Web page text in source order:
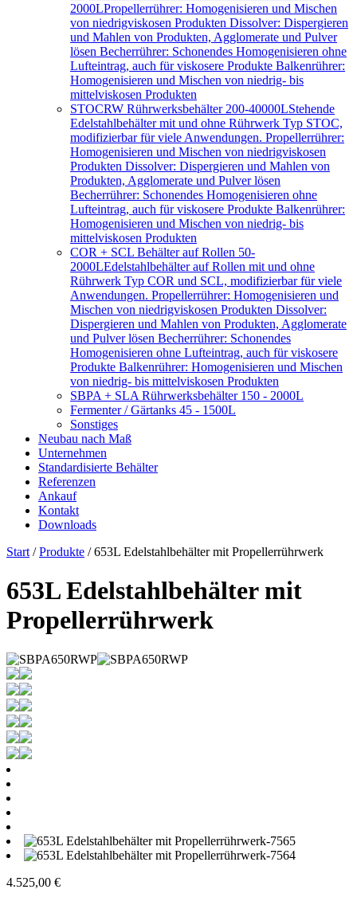
2000LPropellerrührer: Homogenisieren und Mischen
von niedrigviskosen Produkten Dissolver: Dispergieren
und Mahlen von Produkten, Agglomerate und Pulver
lösen Becherrührer: Schonendes Homogenisieren ohne
Lufteintrag, auch für viskosere Produkte Balkenrührer:
Homogenisieren und Mischen von niedrig- bis
mittelviskosen Produkten
STOCRW Rührwerksbehälter 200-40000LStehende
Edelstahlbehälter mit und ohne Rührwerk Typ STOC,
modifizierbar für viele Anwendungen. Propellerrührer:
Homogenisieren und Mischen von niedrigviskosen
Produkten Dissolver: Dispergieren und Mahlen von
Produkten, Agglomerate und Pulver lösen
Becherrührer: Schonendes Homogenisieren ohne
Lufteintrag, auch für viskosere Produkte Balkenrührer:
Homogenisieren und Mischen von niedrig- bis
mittelviskosen Produkten
COR + SCL Behälter auf Rollen 50-
2000LEdelstahlbehälter auf Rollen mit und ohne
Rührwerk Typ COR und SCL, modifizierbar für viele
Anwendungen. Propellerrührer: Homogenisieren und
Mischen von niedrigviskosen Produkten Dissolver:
Dispergieren und Mahlen von Produkten, Agglomerate
und Pulver lösen Becherrührer: Schonendes
Homogenisieren ohne Lufteintrag, auch für viskosere
Produkte Balkenrührer: Homogenisieren und Mischen
von niedrig- bis mittelviskosen Produkten
SBPA + SLA Rührwerksbehälter 150 - 2000L
Fermenter / Gärtanks 45 - 1500L
Sonstiges
Neubau nach Maß
Unternehmen
Standardisierte Behälter
Referenzen
Ankauf
Kontakt
Downloads
Start /Produkte / 653L Edelstahlbehälter mit Propellerrührwerk
653L Edelstahlbehälter mit
Propellerrührwerk
4.525,00 €